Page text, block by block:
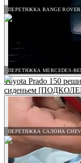
ПЕРЕТЯЖКА RANGE ROVER
ПЕРЕТЯЖКА MERCEDES-
Toyota Prado 150
сиденьем